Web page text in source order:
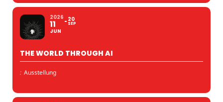
2026
11
JUN
20
SEP
THE WORLD THROUGH AI
: Ausstellung